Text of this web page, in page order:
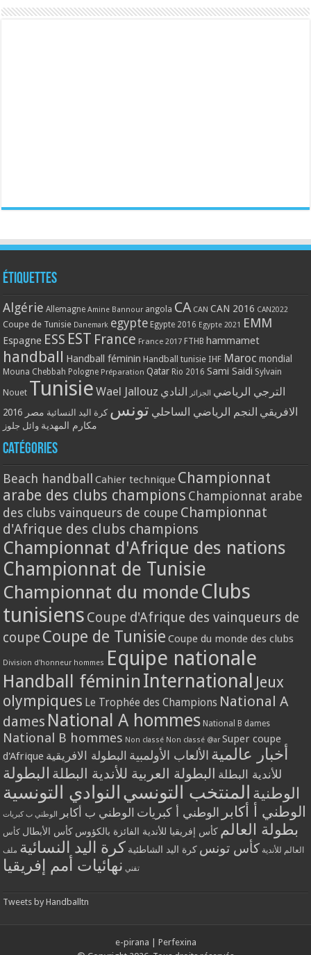
Étiquettes
Algérie Allemagne Amine Bannour angola CA CAN CAN 2016 CAN2022
Coupe de Tunisie Danemark egypte Egypte 2016 Egypte 2021 EMM
Espagne ESS EST France France 2017 FTHB hammamet
handball Handball féminin Handball tunisie IHF Maroc mondial
Mouna Chebbah Pologne Préparation Qatar Rio 2016 Sami Saidi Sylvain
Nouet Tunisie Wael Jallouz الترجي الرياضي الجزائر النادي
الافريقي النجم الرياضي الساحلي تونس كرة اليد النسائية مصر 2016
مكارم المهدية وائل جلوز
Catégories
Beach handball Cahier technique Championnat
arabe des clubs champions Championnat arabe
des clubs vainqueurs de coupe Championnat
d'Afrique des clubs champions
Championnat d'Afrique des nations
Championnat de Tunisie
Championnat du monde Clubs
tunisiens Coupe d'Afrique des vainqueurs de
coupe Coupe de Tunisie Coupe du monde des clubs
Division d'honneur hommes Equipe nationale
Handball féminin International Jeux
olympiques Le Trophée des Champions National A
dames National A hommes National B dames
National B hommes Non classé Non classé @ar Super coupe
d'Afrique
أخبار عالمية الألعاب الأولمبية البطولة الافريقية
للأندية البطلة البطولة العربية للأندية البطلة البطولة
الوطنية المنتخب التونسي النوادي التونسية
الوطني أ أكابر الوطني أ كبريات الوطني ب أكابر الوطني ب كبريات
بطولة العالم كأس إفريقيا للأندية الفائزة بالكؤوس كأس الأبطال كأس
العالم للأندية كأس تونس كرة اليد الشاطئية كرة اليد النسائية ملف
تقني نهائيات أمم إفريقيا
Tweets by Handballtn
e-pirana
Perfexina